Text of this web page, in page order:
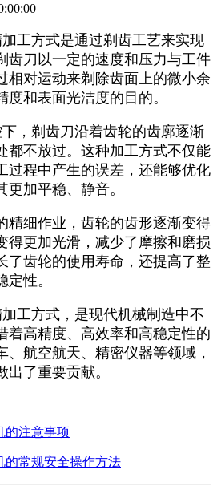
工方式是通过剃齿工艺来实现
齿刀以一定的速度和压力与工件
相对运动来剃除齿面上的微小余
和表面光洁度的目的。
，剃齿刀沿着齿轮的齿廓逐渐
都不放过。这种加工方式不仅能
过程中产生的误差，还能够优化
加平稳、静音。
精细作业，齿轮的齿形逐渐变得
得更加光滑，减少了摩擦和磨损
了齿轮的使用寿命，还提高了整
性。
工方式，是现代机械制造中不
着高精度、高效率和高稳定性的
、航空航天、精密仪器等领域，
了重要贡献。
的注意事项
的常规安全操作方法